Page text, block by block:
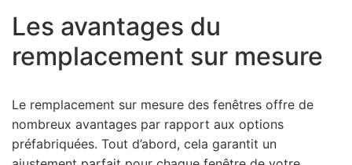
Les avantages du
remplacement sur mesure
Le remplacement sur mesure des fenêtres offre de
nombreux avantages par rapport aux options
préfabriquées. Tout d’abord, cela garantit un